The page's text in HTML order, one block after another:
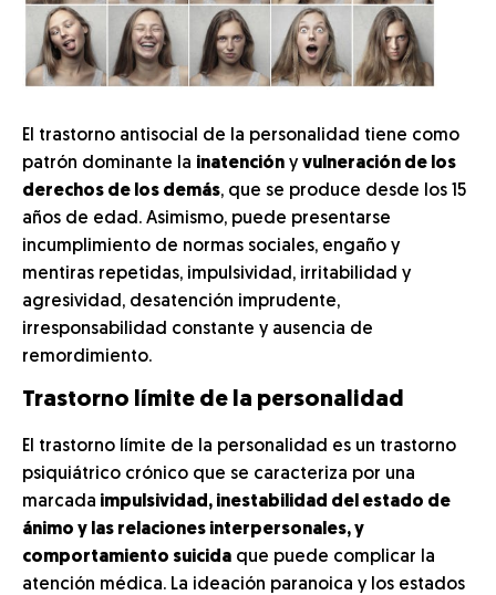
El trastorno antisocial de la personalidad tiene como
patrón dominante la inatención yvulneración de los
derechos de los demás, que se produce desde los 15
años de edad. Asimismo, puede presentarse
incumplimiento de normas sociales, engaño y
mentiras repetidas, impulsividad, irritabilidad y
agresividad, desatención imprudente,
irresponsabilidad constante y ausencia de
remordimiento.
Trastorno límite de la personalidad
El trastorno límite de la personalidad es un trastorno
psiquiátrico crónico que se caracteriza por una
marcada impulsividad, inestabilidad del estado de
ánimo y las relaciones interpersonales, y
comportamiento suicida que puede complicar la
atención médica. La ideación paranoica y los estados